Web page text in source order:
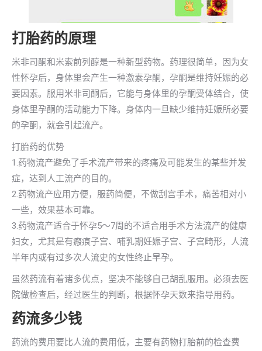
打胎药的原理
米非司酮和米索前列醇是一种新型药物。药理很简单，因为女
性怀孕后，身体里会产生一种激素孕酮，孕酮是维持妊娠的必
要因素。服用米非司酮后，它能与身体里的孕酮受体结合，使
身体里孕酮的活动能力下降。身体内一旦缺少维持妊娠所必要
的孕酮，就会引起流产。
打胎药的优势
1.药物流产避免了手术流产带来的疼痛及可能发生的某些并发
症，达到人工流产的目的。
2.药物流产应用方便，服药简便，不做刮宫手术，痛苦相对小
一些，效果基本可靠。
3.药物流产适合于怀孕5～7周的不适合用手术方法流产的健康
妇女，尤其是有瘢痕子宫、哺乳期妊娠子宫、子宫畸形，人流
半年内或有过多次人流史的女性终止早孕。
虽然药流有着诸多优点，坚决不能够自己胡乱服用。必须去医
院做检查后，经过医生的判断，根据怀孕天数来指导用药。
药流多少钱
药流的费用要比人流的费用低，主要有药物打胎前的检查费